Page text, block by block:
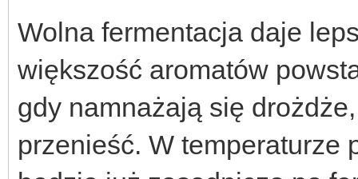
Wolna fermentacja daje
większość aromatów
gdy namnażają się
przenieść. W temperaturze